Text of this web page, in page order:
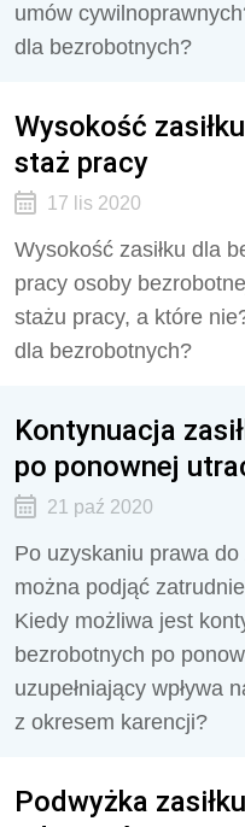
umów
dla bezrobotnych?
Wysokość
staż pracy
17 lis 2020
Wysokość zasiłku dla
pracy osoby
stażu pracy, a które
dla bezrobotnych?
Kontynuacja
po ponownej
21 paź 2020
Po uzyskaniu prawa do
można podjąć
Kiedy możliwa jest
bezrobotnych po
uzupełniający wpływa
z okresem karencji?
Podwyżka